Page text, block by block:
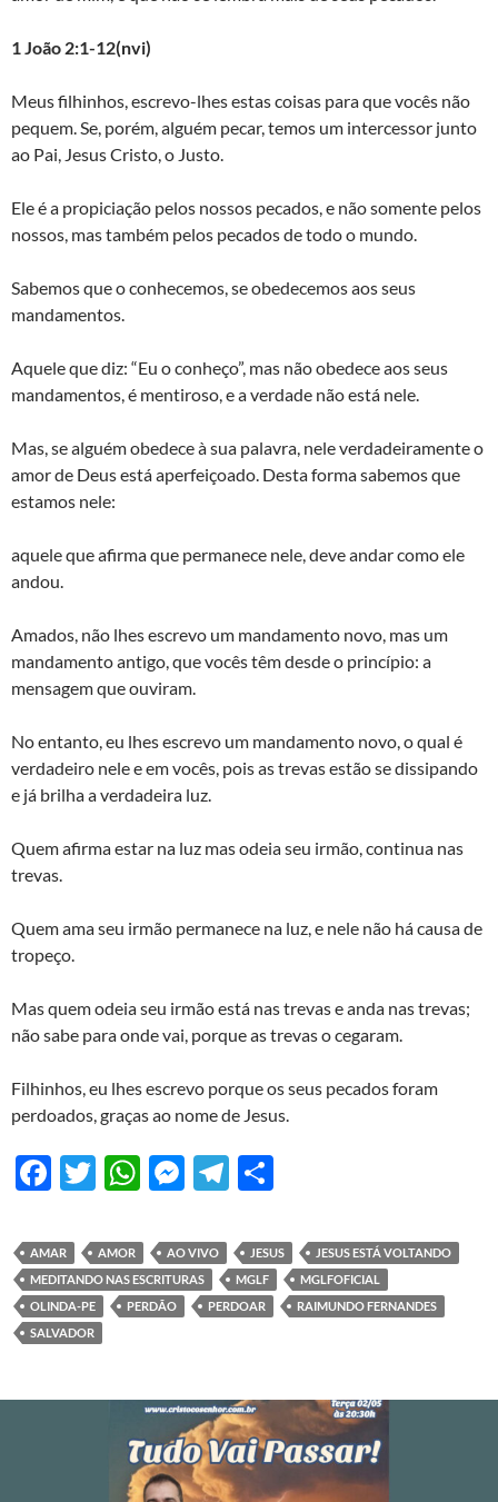
1 João 2:1-12(nvi)
Meus filhinhos, escrevo-lhes estas coisas para que vocês não
pequem. Se, porém, alguém pecar, temos um intercessor junto
ao Pai, Jesus Cristo, o Justo.
Ele é a propiciação pelos nossos pecados, e não somente pelos
nossos, mas também pelos pecados de todo o mundo.
Sabemos que o conhecemos, se obedecemos aos seus
mandamentos.
Aquele que diz: “Eu o conheço”, mas não obedece aos seus
mandamentos, é mentiroso, e a verdade não está nele.
Mas, se alguém obedece à sua palavra, nele verdadeiramente o
amor de Deus está aperfeiçoado. Desta forma sabemos que
estamos nele:
aquele que afirma que permanece nele, deve andar como ele
andou.
Amados, não lhes escrevo um mandamento novo, mas um
mandamento antigo, que vocês têm desde o princípio: a
mensagem que ouviram.
No entanto, eu lhes escrevo um mandamento novo, o qual é
verdadeiro nele e em vocês, pois as trevas estão se dissipando
e já brilha a verdadeira luz.
Quem afirma estar na luz mas odeia seu irmão, continua nas
trevas.
Quem ama seu irmão permanece na luz, e nele não há causa de
tropeço.
Mas quem odeia seu irmão está nas trevas e anda nas trevas;
não sabe para onde vai, porque as trevas o cegaram.
Filhinhos, eu lhes escrevo porque os seus pecados foram
perdoados, graças ao nome de Jesus.
F
e
b
o
o
T
itt
er
W
at
s
A
M
se
n
g
T
e
gr
a
ar
e
AMAR AMOR AO VIVO JESUS
JESUS ESTÁ VOLTANDO
MEDITANDO NAS ESCRITURAS
MGLF
MGLFOFICIAL
OLINDA-PE
PERDÃO PERDOAR
RAIMUNDO FERNANDES
SALVADOR